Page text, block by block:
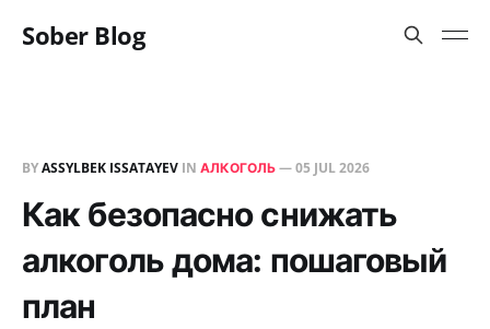
Sober Blog
BYASSYLBEK ISSATAYEV IN АЛКОГОЛЬ—05 JUL 2026
Как безопасно снижать
алкоголь дома: пошаговый
план